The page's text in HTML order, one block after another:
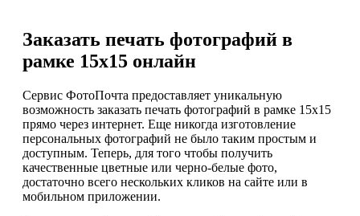
Заказать печать фотографий в
рамке 15х15 онлайн
Сервис ФотоПочта предоставляет уникальную
возможность заказать печать фотографий в рамке 15х15
прямо через интернет. Еще никогда изготовление
персональных фотографий не было таким простым и
доступным. Теперь, для того чтобы получить
качественные цветные или черно-белые фото,
достаточно всего нескольких кликов на сайте или в
мобильном приложении.